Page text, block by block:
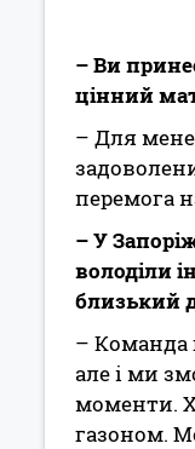
– Ви
цінний
– Для мене
перемога
– У
володіли
близький
– Команда
але і ми
моменти.
газоном.